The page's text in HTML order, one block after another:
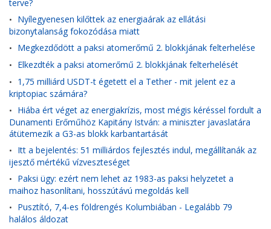
terve?
• Nyílegyenesen kilőttek az energiaárak az ellátási
bizonytalanság fokozódása miatt
• Megkezdődött a paksi atomerőmű 2. blokkjának felterhelése
• Elkezdték a paksi atomerőmű 2. blokkjának felterhelését
• 1,75 milliárd USDT-t égetett el a Tether - mit jelent ez a
kriptopiac számára?
• Hiába ért véget az energiakrízis, most mégis kéréssel fordult a
Dunamenti Erőműhöz Kapitány István: a miniszter javaslatára
átütemezik a G3-as blokk karbantartását
• Itt a bejelentés: 51 milliárdos fejlesztés indul, megállítanák az
ijesztő mértékű vízveszteséget
• Paksi ügy: ezért nem lehet az 1983-as paksi helyzetet a
maihoz hasonlítani, hosszútávú megoldás kell
• Pusztító, 7,4-es földrengés Kolumbiában - Legalább 79
halálos áldozat